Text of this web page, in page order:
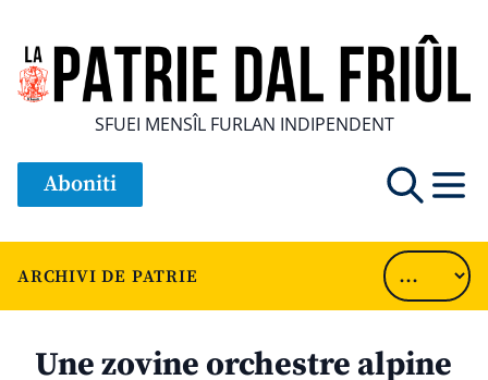
SFUEI MENSÎL FURLAN INDIPENDENT
Aboniti
ARCHIVI DE PATRIE
Une zovine orchestre alpine